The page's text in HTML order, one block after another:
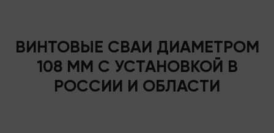
ВИНТОВЫЕ СВАИ ДИАМЕТРОМ
108 ММ С УСТАНОВКОЙ В
РОССИИ И ОБЛАСТИ